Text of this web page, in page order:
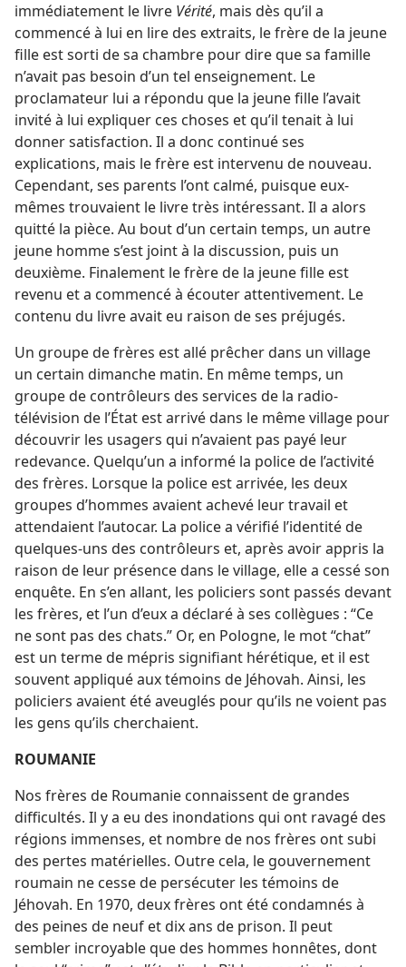
immédiatement le livre Vérité, mais dès qu’il a
commencé à lui en lire des extraits, le frère de la jeune
fille est sorti de sa chambre pour dire que sa famille
n’avait pas besoin d’un tel enseignement. Le
proclamateur lui a répondu que la jeune fille l’avait
invité à lui expliquer ces choses et qu’il tenait à lui
donner satisfaction. Il a donc continué ses
explications, mais le frère est intervenu de nouveau.
Cependant, ses parents l’ont calmé, puisque eux-​
mêmes trouvaient le livre très intéressant. Il a alors
quitté la pièce. Au bout d’un certain temps, un autre
jeune homme s’est joint à la discussion, puis un
deuxième. Finalement le frère de la jeune fille est
revenu et a commencé à écouter attentivement. Le
contenu du livre avait eu raison de ses préjugés.
Un groupe de frères est allé prêcher dans un village
un certain dimanche matin. En même temps, un
groupe de contrôleurs des services de la radio-
télévision de l’État est arrivé dans le même village pour
découvrir les usagers qui n’avaient pas payé leur
redevance. Quelqu’un a informé la police de l’activité
des frères. Lorsque la police est arrivée, les deux
groupes d’hommes avaient achevé leur travail et
attendaient l’autocar. La police a vérifié l’identité de
quelques-uns des contrôleurs et, après avoir appris la
raison de leur présence dans le village, elle a cessé son
enquête. En s’en allant, les policiers sont passés devant
les frères, et l’un d’eux a déclaré à ses collègues : “Ce
ne sont pas des chats.” Or, en Pologne, le mot “chat”
est un terme de mépris signifiant hérétique, et il est
souvent appliqué aux témoins de Jéhovah. Ainsi, les
policiers avaient été aveuglés pour qu’ils ne voient pas
les gens qu’ils cherchaient.
ROUMANIE
Nos frères de Roumanie connaissent de grandes
difficultés. Il y a eu des inondations qui ont ravagé des
régions immenses, et nombre de nos frères ont subi
des pertes matérielles. Outre cela, le gouvernement
roumain ne cesse de persécuter les témoins de
Jéhovah. En 1970, deux frères ont été condamnés à
des peines de neuf et dix ans de prison. Il peut
sembler incroyable que des hommes honnêtes, dont